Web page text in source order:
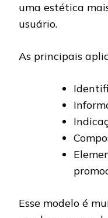
uma estética
usuário.
As principais
Esse modelo é